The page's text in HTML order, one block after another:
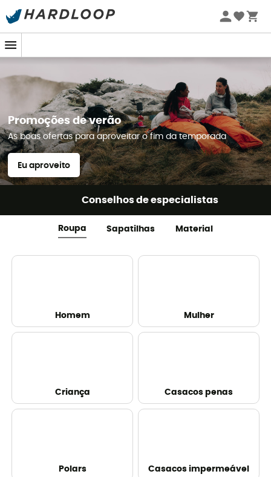
Promoções de verão 🔥 -5% EXTRA a partir de 2 produtos*
Promoções de verão
As boas ofertas para aproveitar o fim da temporada
Eu aproveito
Conselhos de especialistas
Roupa Sapatilhas Material
Homem Mulher
Criança Casacos penas
Polars Casacos impermeável